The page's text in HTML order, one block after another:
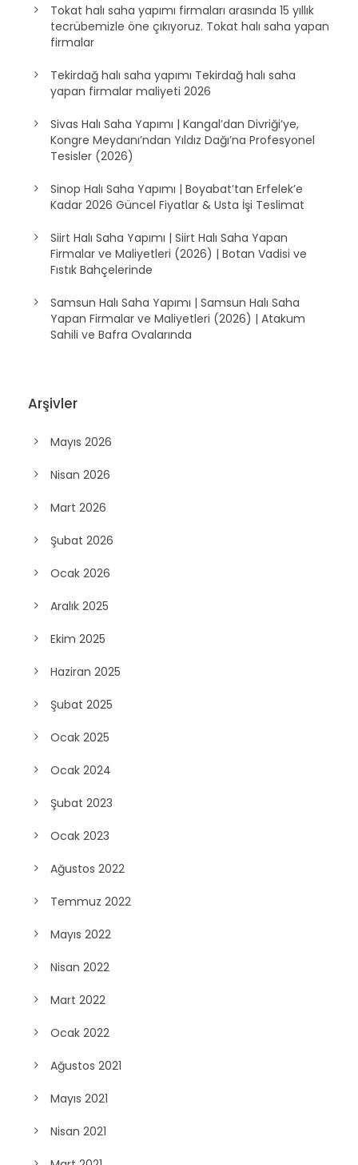
Tokat halı saha yapımı firmaları arasında 15 yıllık
tecrübemizle öne çıkıyoruz. Tokat halı saha yapan
firmalar
Tekirdağ halı saha yapımı Tekirdağ halı saha
yapan firmalar maliyeti 2026
Sivas Halı Saha Yapımı | Kangal’dan Divriği’ye,
Kongre Meydanı’ndan Yıldız Dağı’na Profesyonel
Tesisler (2026)
Sinop Halı Saha Yapımı | Boyabat’tan Erfelek’e
Kadar 2026 Güncel Fiyatlar & Usta İşi Teslimat
Siirt Halı Saha Yapımı | Siirt Halı Saha Yapan
Firmalar ve Maliyetleri (2026) | Botan Vadisi ve
Fıstık Bahçelerinde
Samsun Halı Saha Yapımı | Samsun Halı Saha
Yapan Firmalar ve Maliyetleri (2026) | Atakum
Sahili ve Bafra Ovalarında
Arşivler
Mayıs 2026
Nisan 2026
Mart 2026
Şubat 2026
Ocak 2026
Aralık 2025
Ekim 2025
Haziran 2025
Şubat 2025
Ocak 2025
Ocak 2024
Şubat 2023
Ocak 2023
Ağustos 2022
Temmuz 2022
Mayıs 2022
Nisan 2022
Mart 2022
Ocak 2022
Ağustos 2021
Mayıs 2021
Nisan 2021